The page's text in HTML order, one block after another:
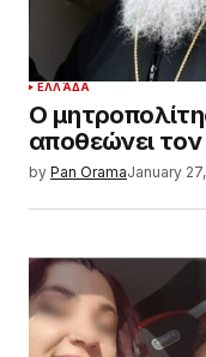
ΕΛΛΆΔΑ
Ο
αποθεώνει
by Pan OramaJanuary